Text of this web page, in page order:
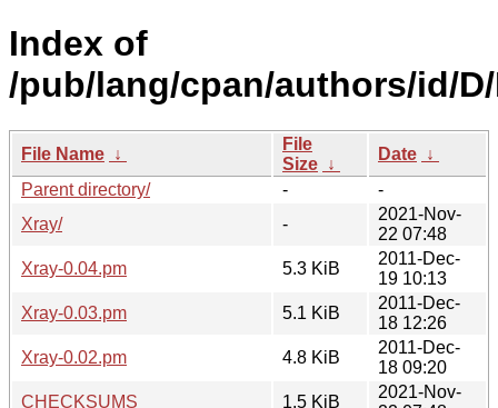
Index of
/pub/lang/cpan/authors/id/
File Name ↓
File
Size ↓
Date ↓
Parent directory/
-
-
Xray/
-
2021-Nov-
22 07:48
Xray-0.04.pm
5.3 KiB
2011-Dec-
19 10:13
Xray-0.03.pm
5.1 KiB
2011-Dec-
18 12:26
Xray-0.02.pm
4.8 KiB
2011-Dec-
18 09:20
CHECKSUMS
1.5 KiB
2021-Nov-